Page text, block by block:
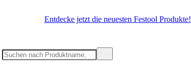
Entdecke jetzt die neuesten Festool Produkte!